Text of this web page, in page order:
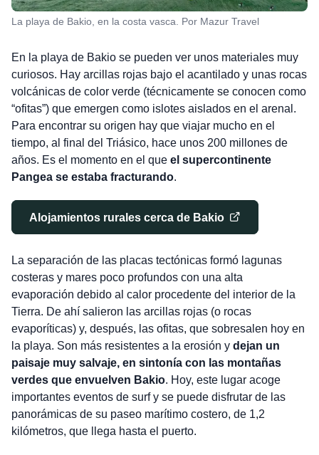
La playa de Bakio, en la costa vasca. Por Mazur Travel
En la playa de Bakio se pueden ver unos materiales muy
curiosos. Hay arcillas rojas bajo el acantilado y unas rocas
volcánicas de color verde (técnicamente se conocen como
“ofitas”) que emergen como islotes aislados en el arenal.
Para encontrar su origen hay que viajar mucho en el
tiempo, al final del Triásico, hace unos 200 millones de
años. Es el momento en el que el supercontinente
Pangea se estaba fracturando.
Alojamientos rurales cerca de Bakio
La separación de las placas tectónicas formó lagunas
costeras y mares poco profundos con una alta
evaporación debido al calor procedente del interior de la
Tierra. De ahí salieron las arcillas rojas (o rocas
evaporíticas) y, después, las ofitas, que sobresalen hoy en
la playa. Son más resistentes a la erosión y dejan un
paisaje muy salvaje, en sintonía con las montañas
verdes que envuelven Bakio. Hoy, este lugar acoge
importantes eventos de surf y se puede disfrutar de las
panorámicas de su paseo marítimo costero, de 1,2
kilómetros, que llega hasta el puerto.